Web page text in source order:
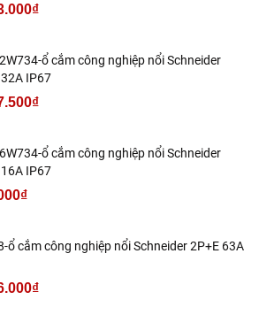
ổ cắm công nghiệp nổi Schneider
IP67
ổ cắm công nghiệp nổi Schneider
IP67
ổ cắm công nghiệp nổi Schneider 2P+E 63A